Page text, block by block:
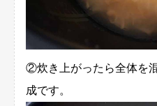
②炊き上がったら全体を
成です。